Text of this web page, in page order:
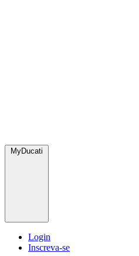
MyDucati
Login
Inscreva-se